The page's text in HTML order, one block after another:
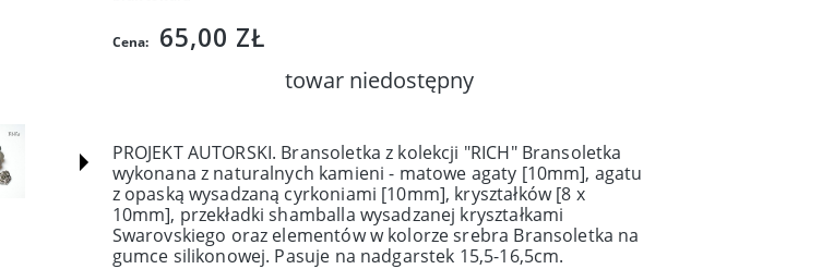
Cena: 65,00 ZŁ
towar niedostępny
PROJEKT AUTORSKI. Bransoletka z kolekcji "RICH" Bransoletka
wykonana z naturalnych kamieni - matowe agaty [10mm], agatu
z opaską wysadzaną cyrkoniami [10mm], kryształków [8 x
10mm], przekładki shamballa wysadzanej kryształkami
Swarovskiego oraz elementów w kolorze srebra Bransoletka na
gumce silikonowej. Pasuje na nadgarstek 15,5-16,5cm.